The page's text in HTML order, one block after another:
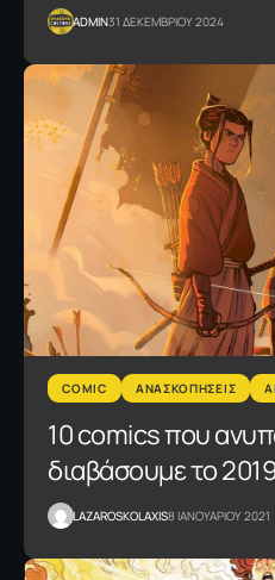
ADMIN31 ΔΕΚΕΜΒΡΙΟΥ 2024
COMIC ΑΝΑΣΚΟΠΗΣΕΙΣ
10 comics που
διαβάσουμε το
LAZAROSKOLAXIS8 ΙΑΝΟΥΑΡΙΟΥ 2021